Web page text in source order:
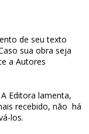
de seu texto
sua obra seja
a Autores
Editora lamenta,
recebido, não há
los.